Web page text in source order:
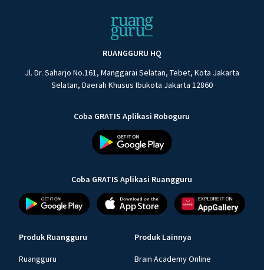
RUANGGURU HQ
Jl. Dr. Saharjo No.161, Manggarai Selatan, Tebet, Kota Jakarta
Selatan, Daerah Khusus Ibukota Jakarta 12860
Coba GRATIS Aplikasi Roboguru
Coba GRATIS Aplikasi Ruangguru
Produk Ruangguru
Ruangguru
Produk Lainnya
Brain Academy Online